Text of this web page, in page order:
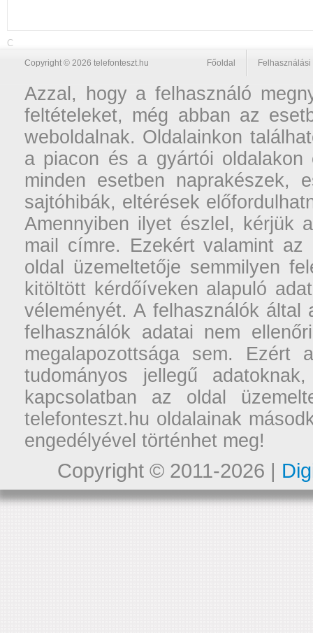
C
Copyright © 2026 telefonteszt.hu Főoldal
Azzal, hogy a felhasználó
feltételeket, még abban az
weboldalnak. Oldalainkon
a piacon és a gyártói oldalakon
minden esetben naprakészek,
sajtóhibák, eltérések
Amennyiben ilyet észlel, kérjük
mail címre. Ezekért valamint
oldal üzemeltetője semmilyen
kitöltött kérdőíveken alapuló
véleményét. A felhasználók
felhasználók adatai nem
megalapozottsága sem. Ezért
tudományos jellegű
kapcsolatban az oldal
telefonteszt.hu oldalainak
engedélyével történhet meg!
Copyright © 2011-2026 |